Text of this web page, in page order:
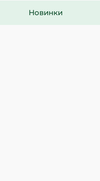
Новинки